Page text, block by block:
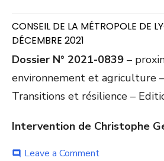
CONSEIL DE LA MÉTROPOLE DE
DÉCEMBRE 2021
Dossier N° 2021-0839 –
environnement et agriculture
Transitions et résilience –
Intervention de Christophe
comment Leave a Commenton